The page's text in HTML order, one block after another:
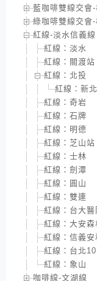
藍咖啡雙線交會
綠咖啡雙線交會
紅線-淡水信義線
紅線：淡水
紅線：關渡站
紅線：北投
紅線：新
紅線：奇岩
紅線：石牌
紅線：明德
紅線：芝山站
紅線：士林
紅線：劍潭
紅線：圓山
紅線：雙連
紅線：台大醫
紅線：大安森
紅線：信義安
紅線：台北
紅線：象山
咖啡線-文湖線